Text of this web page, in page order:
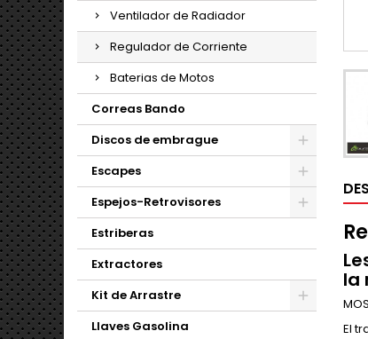
Ventilador de Radiador
Regulador de Corriente
Baterias de Motos
Correas Bando
Discos de embrague
Escapes
Espejos-Retrovisores
Estriberas
Extractores
Kit de Arrastre
Llaves Gasolina
la
El